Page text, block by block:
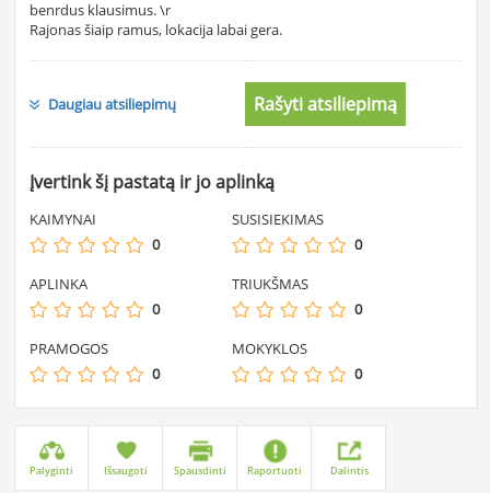
benrdus klausimus. \r
Rajonas šiaip ramus, lokacija labai gera.
Daugiau atsiliepimų Rašyti atsiliepimą
Įvertink šį pastatą ir jo aplinką
KAIMYNAI
0
SUSISIEKIMAS
0
APLINKA
0
TRIUKŠMAS
0
PRAMOGOS
0
MOKYKLOS
0
Palyginti Išsaugoti Spausdinti Raportuoti Dalintis